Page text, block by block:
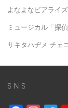
よなよなビアライ
ミュージカル「探
サキタハヂメ チェ
SNS